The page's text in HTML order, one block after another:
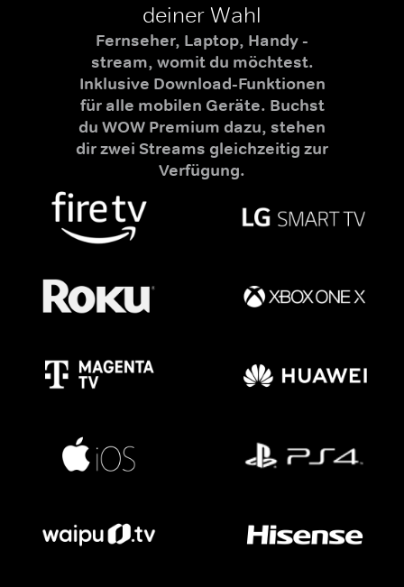
deiner Wahl
Fernseher, Laptop, Handy -
stream, womit du möchtest.
Inklusive Download-Funktionen
für alle mobilen Geräte. Buchst
du WOW Premium dazu, stehen
dir zwei Streams gleichzeitig zur
Verfügung.